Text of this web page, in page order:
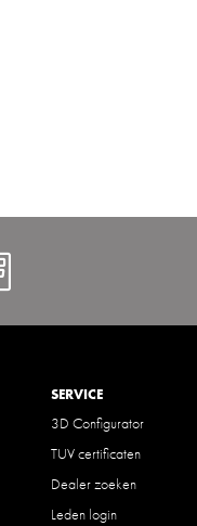
SERVICE
3D Configurator
TUV certificaten
Dealer zoeken
Leden login